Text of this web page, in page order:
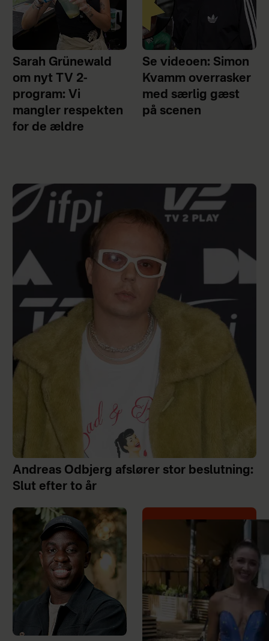
Sarah Grünewald
om nyt TV 2-
program: Vi
mangler respekten
for de ældre
Se videoen: Simon
Kvamm overrasker
med særlig gæst
på scenen
Andreas Odbjerg afslører stor beslutning:
Slut efter to år